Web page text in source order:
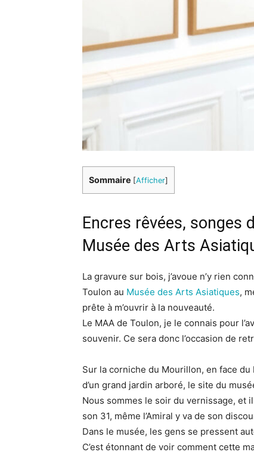
Sommaire [Afficher]
Encres rêvées, songes
Musée des Arts
La gravure sur bois, j’avoue n’y rien
Toulon au Musée des Arts Asiatiques,
prête à m’ouvrir à la nouveauté.
Le MAA de Toulon, je le connais pour
souvenir. Ce sera donc l’occasion de
Sur la corniche du Mourillon, en face
d’un grand jardin arboré, le site du
Nous sommes le soir du vernissage, et
son 31, même l’Amiral y va de son
Dans le musée, les gens se pressent
C’est étonnant de voir comment cette